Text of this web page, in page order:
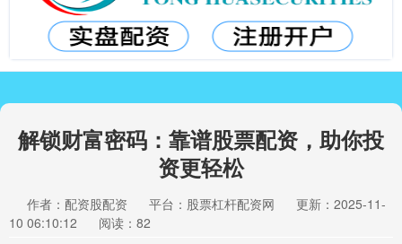
解锁财富密码：靠谱股票配资，助你投
资更轻松
作者：配资股配资 平台：股票杠杆配资网
更新：2025-11-
10 06:10:12
阅读：82